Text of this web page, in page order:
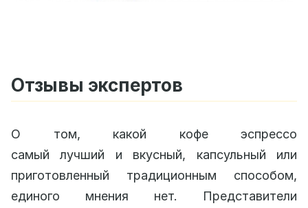
Отзывы экспертов
О том, какой кофе эспрессо
самый лучший и вкусный, капсульный или
приготовленный традиционным способом,
единого мнения нет. Представители